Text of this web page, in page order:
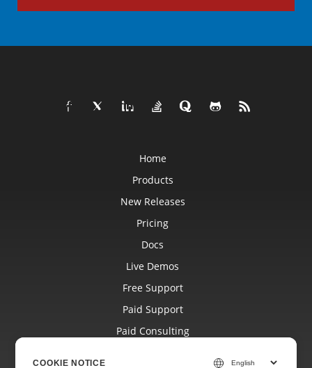
Home
Products
New Releases
Pricing
Docs
Live Demos
Free Support
Paid Support
Paid Consulting
COOKIE NOTICE